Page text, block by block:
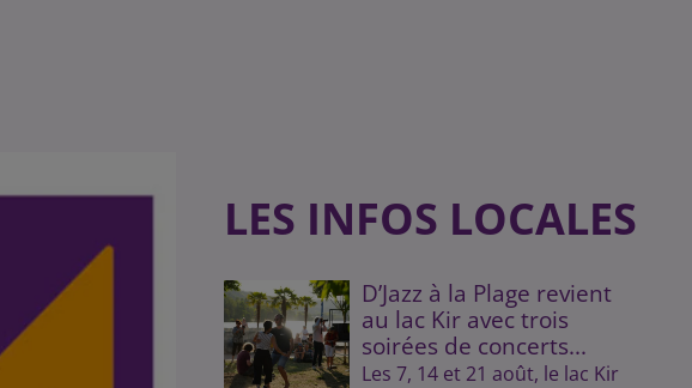
LES INFOS LOCALES
D’Jazz à la Plage revient
au lac Kir avec trois
soirées de concerts...
Les 7, 14 et 21 août, le lac Kir